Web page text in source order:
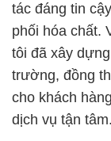
tác đáng tin
phối hóa chất.
tôi đã xây
trường, đồng
cho khách
dịch vụ tận tâm.